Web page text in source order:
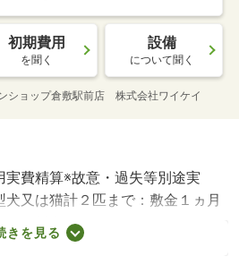
初期費用
を聞く
設備
について聞く
ショップ倉敷駅前店 株式会社ワイケイ
費精算※故意・過失等別途実
又は猫計２匹まで：敷金１ヵ月
ング料金にエアコンクリーニング
契約個人負担分について】 法人
きを見る